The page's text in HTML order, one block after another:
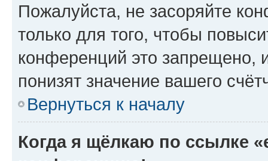
Пожалуйста, не засоряйте
только для того, чтобы
конференций это запрещено,
понизят значение вашего
Вернуться к началу
Когда я щёлкаю по ссылке